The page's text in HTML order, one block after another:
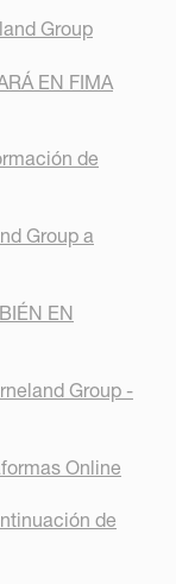
Group
EN FIMA
de
Group a
EN
Group -
Online
de